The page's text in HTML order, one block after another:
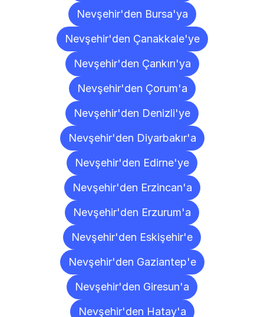
Nevşehir'den Bursa'ya
Nevşehir'den Çanakkale'ye
Nevşehir'den Çankırı'ya
Nevşehir'den Çorum'a
Nevşehir'den Denizli'ye
Nevşehir'den Diyarbakır'a
Nevşehir'den Edirne'ye
Nevşehir'den Erzincan'a
Nevşehir'den Erzurum'a
Nevşehir'den Eskişehir'e
Nevşehir'den Gaziantep'e
Nevşehir'den Giresun'a
Nevşehir'den Hatay'a